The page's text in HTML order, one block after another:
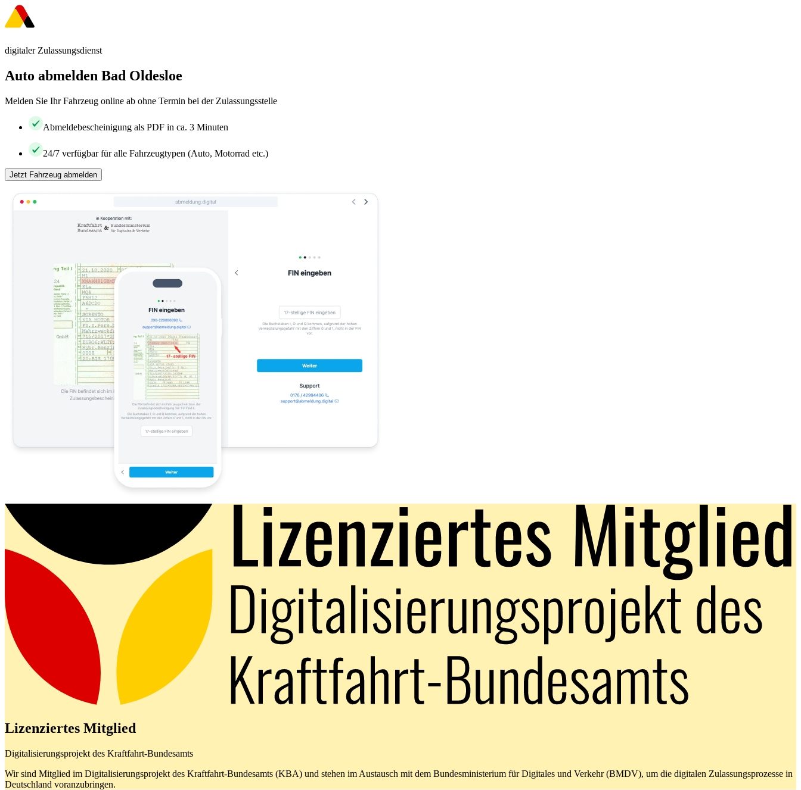
digitaler Zulassungsdienst
Auto abmelden Bad Oldesloe
Melden Sie Ihr Fahrzeug online ab ohne Termin bei der Zulassungsstelle
Abmeldebescheinigung als PDF in ca. 3 Minuten
24/7 verfügbar für alle Fahrzeugtypen (Auto, Motorrad etc.)
Jetzt Fahrzeug abmelden
Lizenziertes Mitglied
Digitalisierungsprojekt des Kraftfahrt-Bundesamts
Wir sind Mitglied im Digitalisierungsprojekt des Kraftfahrt-Bundesamts (KBA) und stehen im Austausch mit dem Bundesministerium für Digitales und Verkehr (BMDV), um die digitalen Zulassungsprozesse in
Deutschland voranzubringen.